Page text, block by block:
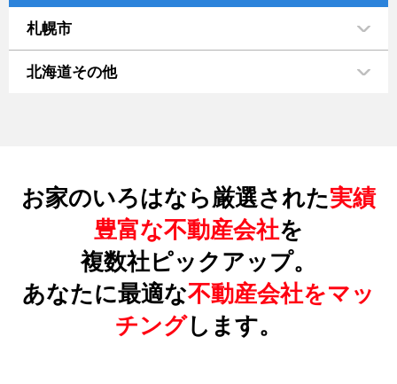
札幌市
北海道その他
お家のいろはなら厳選された実績
豊富な不動産会社を
複数社ピックアップ。
あなたに最適な不動産会社をマッ
チングします。